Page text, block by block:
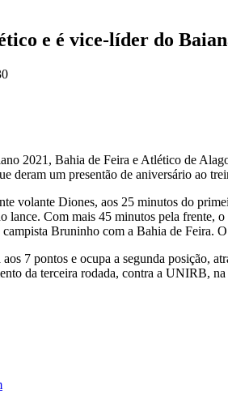
e é vice-líder do
2021, Bahia de Feira e Atlético de
deram um presentão de aniversário ao
volante Diones, aos 25 minutos do
lance. Com mais 45 minutos pela frente,
Bruninho com a Bahia de Feira.
7 pontos e ocupa a segunda posição,
da terceira rodada, contra a UNIRB,